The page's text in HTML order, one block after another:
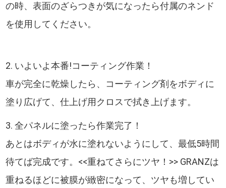
の時、表面のざらつきが気になったら付属のネンド
を使用してください。
2. いよいよ本番!コーティング作業！
車が完全に乾燥したら、コーティング剤をボディに
塗り広げて、仕上げ用クロスで拭き上げます。
3. 全パネルに塗ったら作業完了！
あとはボディが水に塗れないようにして、最低5時間
待てば完成です。<<重ねてさらにツヤ！>> GRANZは
重ねるほどに被膜が緻密になって、ツヤも増してい